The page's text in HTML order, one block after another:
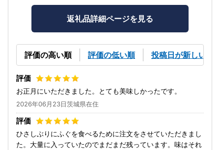
返礼品詳細ページを見る
評価の高い順 評価の低い順 投稿日が新しい順
お正月にいただきました。とても美味しかったです。
2026年06月23日茨城県在住
ひさしぶりにふぐを食べるために注文をさせていただきまし
た。大量に入っていたのでまだまだ残っています。味はそれ